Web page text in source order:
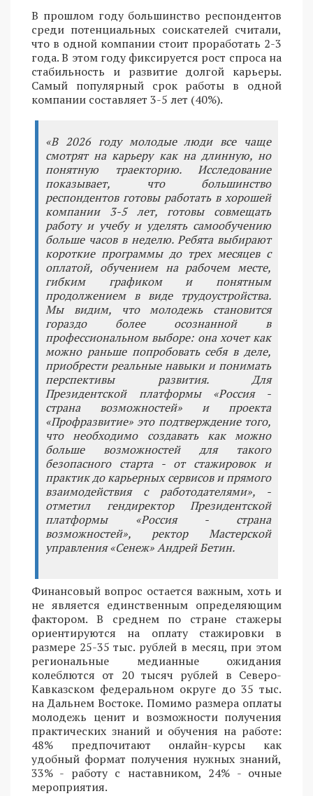
В прошлом году большинство респондентов
среди потенциальных соискателей считали,
что в одной компании стоит проработать 2-3
года. В этом году фиксируется рост спроса на
стабильность и развитие долгой карьеры.
Самый популярный срок работы в одной
компании составляет 3-5 лет (40%).
«В 2026 году молодые люди все чаще
смотрят на карьеру как на длинную, но
понятную траекторию. Исследование
показывает, что большинство
респондентов готовы работать в хорошей
компании 3-5 лет, готовы совмещать
работу и учебу и уделять самообучению
больше часов в неделю. Ребята выбирают
короткие программы до трех месяцев с
оплатой, обучением на рабочем месте,
гибким графиком и понятным
продолжением в виде трудоустройства.
Мы видим, что молодежь становится
гораздо более осознанной в
профессиональном выборе: она хочет как
можно раньше попробовать себя в деле,
приобрести реальные навыки и понимать
перспективы развития. Для
Президентской платформы «Россия -
страна возможностей» и проекта
«Профразвитие» это подтверждение того,
что необходимо создавать как можно
больше возможностей для такого
безопасного старта - от стажировок и
практик до карьерных сервисов и прямого
взаимодействия с работодателями», -
отметил гендиректор Президентской
платформы «Россия - страна
возможностей», ректор Мастерской
управления «Сенеж» Андрей Бетин.
Финансовый вопрос остается важным, хоть и
не является единственным определяющим
фактором. В среднем по стране стажеры
ориентируются на оплату стажировки в
размере 25-35 тыс. рублей в месяц, при этом
региональные медианные ожидания
колеблются от 20 тысяч рублей в Северо-
Кавказском федеральном округе до 35 тыс.
на Дальнем Востоке. Помимо размера оплаты
молодежь ценит и возможности получения
практических знаний и обучения на работе:
48% предпочитают онлайн-курсы как
удобный формат получения нужных знаний,
33% - работу с наставником, 24% - очные
мероприятия.